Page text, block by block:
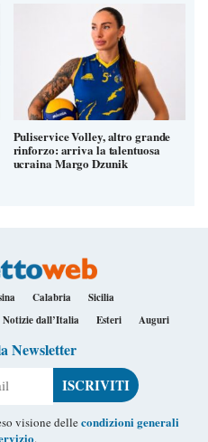
Puliservice Volley, altro grande
rinforzo: arriva la talentuosa
ucraina Margo Dzunik
Calabria
Sicilia
Notizie dall’Italia Esteri Auguri
Newsletter
visione dellecondizioni generali
.